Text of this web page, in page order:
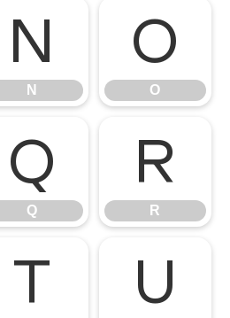
N
N
O
O
Q
Q
R
R
T U